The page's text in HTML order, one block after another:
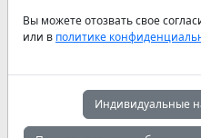
Июнь
4,500 €
4,500 €
Вы можете отозвать свое
или в политике
Индивидуальные